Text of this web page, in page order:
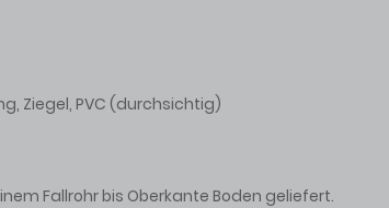
Ziegel, PVC (durchsichtig)
Fallrohr bis Oberkante Boden geliefert.